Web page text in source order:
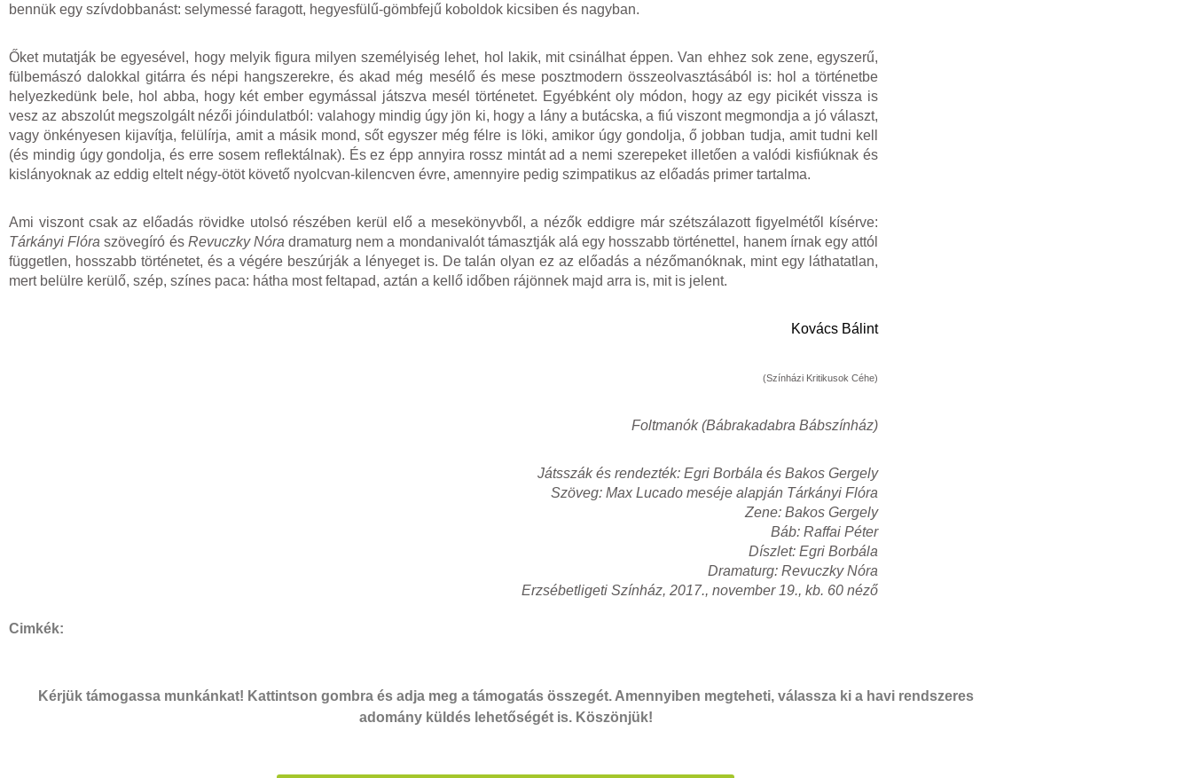
bennük egy szívdobbanást: selymessé faragott, hegyesfülű-gömbfejű koboldok kicsiben és nagyban.
Őket mutatják be egyesével, hogy melyik figura milyen személyiség lehet, hol lakik, mit csinálhat éppen. Van ehhez sok zene, egyszerű,
fülbemászó dalokkal gitárra és népi hangszerekre, és akad még mesélő és mese posztmodern összeolvasztásából is: hol a történetbe
helyezkedünk bele, hol abba, hogy két ember egymással játszva mesél történetet. Egyébként oly módon, hogy az egy picikét vissza is
vesz az abszolút megszolgált nézői jóindulatból: valahogy mindig úgy jön ki, hogy a lány a butácska, a fiú viszont megmondja a jó választ,
vagy önkényesen kijavítja, felülírja, amit a másik mond, sőt egyszer még félre is löki, amikor úgy gondolja, ő jobban tudja, amit tudni kell
(és mindig úgy gondolja, és erre sosem reflektálnak). És ez épp annyira rossz mintát ad a nemi szerepeket illetően a valódi kisfiúknak és
kislányoknak az eddig eltelt négy-ötöt követő nyolcvan-kilencven évre, amennyire pedig szimpatikus az előadás primer tartalma.
Ami viszont csak az előadás rövidke utolsó részében kerül elő a mesekönyvből, a nézők eddigre már szétszálazott figyelmétől kísérve:
Tárkányi Flóra szövegíró és Revuczky Nóra dramaturg nem a mondanivalót támasztják alá egy hosszabb történettel, hanem írnak egy attól
független, hosszabb történetet, és a végére beszúrják a lényeget is. De talán olyan ez az előadás a nézőmanóknak, mint egy láthatatlan,
mert belülre kerülő, szép, színes paca: hátha most feltapad, aztán a kellő időben rájönnek majd arra is, mit is jelent.
Kovács Bálint
(Színházi Kritikusok Céhe)
Foltmanók (Bábrakadabra Bábszínház)
Játsszák és rendezték: Egri Borbála és Bakos Gergely
Szöveg: Max Lucado meséje alapján Tárkányi Flóra
Zene: Bakos Gergely
Báb: Raffai Péter
Díszlet: Egri Borbála
Dramaturg: Revuczky Nóra
Erzsébetligeti Színház, 2017., november 19., kb. 60 néző
Cimkék:
Kérjük támogassa munkánkat! Kattintson gombra és adja meg a támogatás összegét. Amennyiben megteheti, válassza ki a havi rendszeres
adomány küldés lehetőségét is. Köszönjük!